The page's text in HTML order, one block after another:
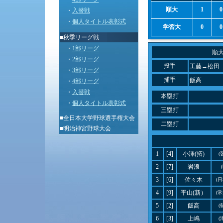
・ 入替戦
・ 個人タイトル表彰式
■秋季リーグ戦
・ 1部リーグ
・ 2部リーグ
・ 3部リーグ
・ 4部リーグ
・ 入替戦
・ 個人タイトル表彰式
■全日本大学野球選手権大会
■明治神宮野球大会
順大 1 0
学習大 0 0
順
投手
工藤→松田
捕手
飯高
本塁打
三塁打
二塁打
1 [4] 小澤(拓) (
2 [7] 岩浪
3 [6] 佐々木 (
4 [9] 平山(新） (
5 [2] 飯高 (
6 [3] 上嶋 (